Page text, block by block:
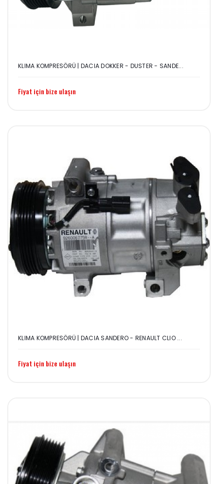
KLIMA KOMPRESÖRÜ | DACIA DOKKER - DUSTER - SANDE...
Fiyat için bize ulaşın
KLIMA KOMPRESÖRÜ | DACIA SANDERO - RENAULT CLIO ...
Fiyat için bize ulaşın